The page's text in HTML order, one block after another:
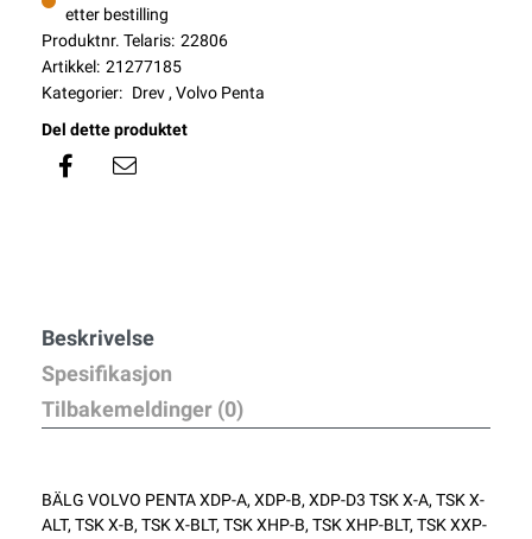
etter bestilling
Produktnr. Telaris: 22806
Artikkel: 21277185
Kategorier: Drev , Volvo Penta
Del dette produktet
Beskrivelse
Spesifikasjon
Tilbakemeldinger (0)
BÄLG VOLVO PENTA XDP-A, XDP-B, XDP-D3 TSK X-A, TSK X-
ALT, TSK X-B, TSK X-BLT, TSK XHP-B, TSK XHP-BLT, TSK XXP-